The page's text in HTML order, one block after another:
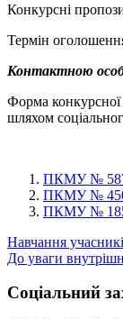
Конкурсні
Термін
Контактною
Форма конкурсної
шляхом
ПКМУ № 587
ПКМУ № 450
ПКМУ № 185
Навігація
записів
Навчання
До уваги
Соціальний